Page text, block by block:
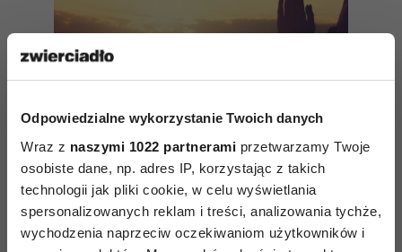
Odpowiedzialne wykorzystanie Twoich danych
Wraz z naszymi 1022 partnerami przetwarzamy Twoje
osobiste dane, np. adres IP, korzystając z takich
technologii jak pliki cookie, w celu wyświetlania
spersonalizowanych reklam i treści, analizowania tychże,
wychodzenia naprzeciw oczekiwaniom użytkowników i
Jak żyć bez lęku i stresu?
Zostań współczesnym Buddą